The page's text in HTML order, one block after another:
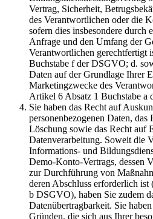
Vertrag, Sicherheit,
des Verantwortlichen oder die
sofern dies insbesondere durch
Anfrage und den Umfang der
Verantwortlichen gerechtfertigt
Buchstabe f der DSGVO; d.
Daten auf der Grundlage Ihrer
Marketingzwecke des
Artikel 6 Absatz 1 Buchstabe a
Sie haben das Recht auf
personenbezogenen Daten,
Löschung sowie das Recht auf
Datenverarbeitung. Soweit die
Informations- und
Demo-Konto-Vertrags, dessen
zur Durchführung von
deren Abschluss erforderlich
b DSGVO), haben Sie zudem
Datenübertragbarkeit. Sie
Gründen, die sich aus Ihrer